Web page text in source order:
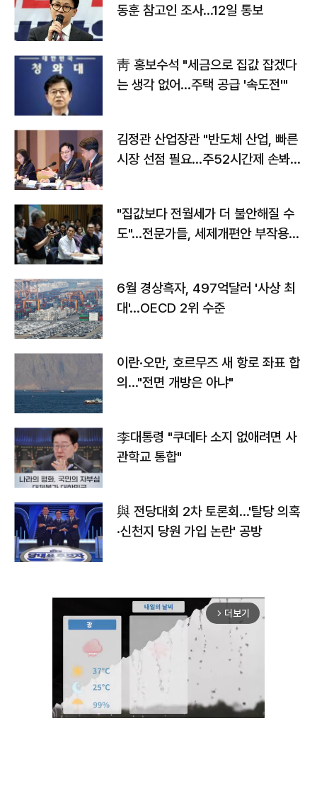
동훈 참고인 조사...12일 통보
靑 홍보수석 "세금으로 집값 잡겠다
는 생각 없어…주택 공급 '속도전'"
김정관 산업장관 "반도체 산업, 빠른
시장 선점 필요…주52시간제 손봐
"집값보다 전월세가 더 불안해질 수
도"…전문가들, 세제개편안 부작용
6월 경상흑자, 497억달러 '사상 최
대'…OECD 2위 수준
이란·오만, 호르무즈 새 항로 좌표 합
의…"전면 개방은 아냐"
李대통령 "쿠데타 소지 없애려면 사
관학교 통합"
與 전당대회 2차 토론회…'탈당 의혹
·신천지 당원 가입 논란' 공방
arrow_forward_ios 더보기